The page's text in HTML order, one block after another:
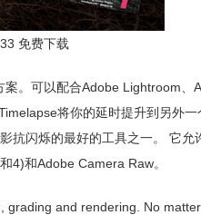
免费下载
。可以配合Adobe Lightroom、
将你的延时提升到另外
抗闪烁的最好的工具之一。 它允
4)和Adobe Camera Raw。
and rendering. No